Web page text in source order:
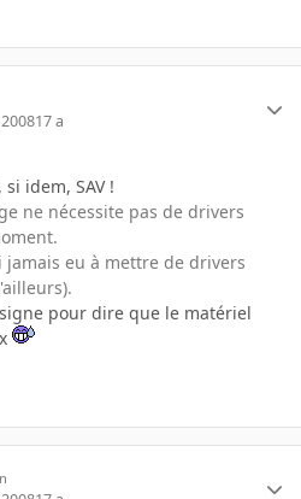
17 a
idem, SAV !
ne nécessite pas de drivers
jamais eu à mettre de drivers
pour dire que le matériel